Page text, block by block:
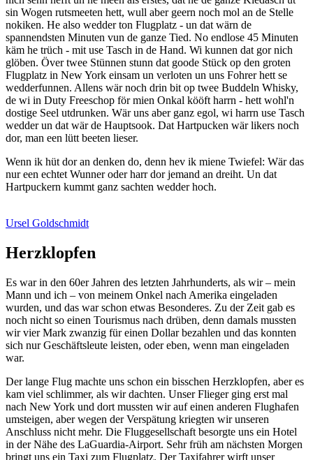
sin Wogen rutsmeeten hett, wull aber geern noch mol an de Stelle
nokiken. He also wedder ton Flugplatz - un dat wärn de
spannendsten Minuten vun de ganze Tied. No endlose 45 Minuten
käm he trüch - mit use Tasch in de Hand. Wi kunnen dat gor nich
glöben. Över twee Stünnen stunn dat goode Stück op den groten
Flugplatz in New York einsam un verloten un uns Fohrer hett se
wedderfunnen. Allens wär noch drin bit op twee Buddeln Whisky,
de wi in Duty Freeschop för mien Onkal kööft harrn - hett wohl'n
dostige Seel utdrunken. Wär uns aber ganz egol, wi harrn use Tasch
wedder un dat wär de Hauptsook. Dat Hartpucken wär likers noch
dor, man een lütt beeten lieser.
Wenn ik hüt dor an denken do, denn hev ik miene Twiefel: Wär das
nur een echtet Wunner oder harr dor jemand an dreiht. Un dat
Hartpuckern kummt ganz sachten wedder hoch.
Ursel Goldschmidt
Herzklopfen
Es war in den 60er Jahren des letzten Jahrhunderts, als wir – mein
Mann und ich – von meinem Onkel nach Amerika eingeladen
wurden, und das war schon etwas Besonderes. Zu der Zeit gab es
noch nicht so einen Tourismus nach drüben, denn damals mussten
wir vier Mark zwanzig für einen Dollar bezahlen und das konnten
sich nur Geschäftsleute leisten, oder eben, wenn man eingeladen
war.
Der lange Flug machte uns schon ein bisschen Herzklopfen, aber es
kam viel schlimmer, als wir dachten. Unser Flieger ging erst mal
nach New York und dort mussten wir auf einen anderen Flughafen
umsteigen, aber wegen der Verspätung kriegten wir unseren
Anschluss nicht mehr. Die Fluggesellschaft besorgte uns ein Hotel
in der Nähe des LaGuardia-Airport. Sehr früh am nächsten Morgen
bringt uns ein Taxi zum Flugplatz. Der Taxifahrer wirft unser